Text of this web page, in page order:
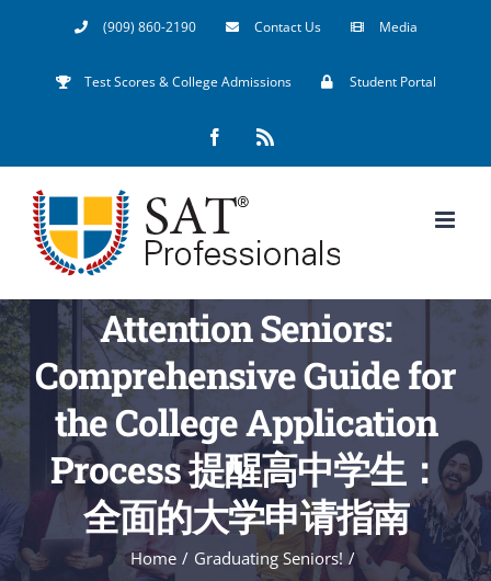
(909) 860-2190 Contact Us Media
Test Scores & College Admissions Student Portal
Facebook
Attention Seniors:
Comprehensive Guide for
the College Application
Process 提醒高中学生：
全面的大学申请指南
Home / Graduating Seniors! /